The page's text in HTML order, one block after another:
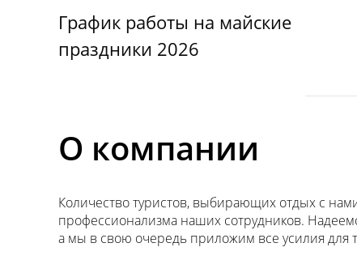
График работы на майские
праздники 2026
О компании
Количество туристов, выбирающих отдых с
профессионализма наших сотрудников.
а мы в свою очередь приложим все усилия для